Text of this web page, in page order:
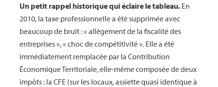
Un petit rappel historique qui éclaire le tableau. En
2010, la taxe professionnelle a été supprimée avec
beaucoup de bruit : « allègement de la fiscalité des
entreprises », « choc de compétitivité ». Elle a été
immédiatement remplacée par la Contribution
Économique Territoriale, elle-même composée de deux
impôts : la CFE (sur les locaux, assiette quasi identique à